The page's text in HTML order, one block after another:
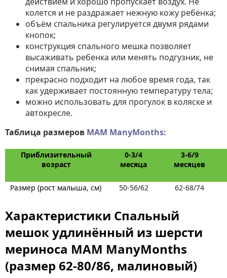
колется и не раздражает нежную кожу ребёнка;
объём спальника регулируется двумя рядами
кнопок;
конструкция спального мешка позволяет
высаживать ребенка или менять подгузник, не
снимая спальник;
прекрасно подходит на любое время года, так
как удерживает постоянную температуру тела;
можно использовать для прогулок в коляске и
автокресле.
Таблица размеров MAM ManyMonths:
Приблизительный
возраст
0-3/4
месяца
3-6/9
месяцев
Размер (рост малыша, см) 50-56/62 62-68/74
Характеристики Спальный
мешок удлинённый из шерсти
мериноса MAM ManyMonths
(размер 62-80/86, малиновый)